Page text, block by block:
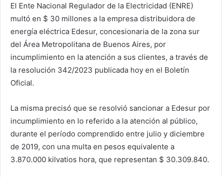
El Ente Nacional Regulador de la Electricidad (ENRE)
multó en $ 30 millones a la empresa distribuidora de
energía eléctrica Edesur, concesionaria de la zona sur
del Área Metropolitana de Buenos Aires, por
incumplimiento en la atención a sus clientes, a través de
la resolución 342/2023 publicada hoy en el Boletín
Oficial.
La misma precisó que se resolvió sancionar a Edesur por
incumplimiento en lo referido a la atención al público,
durante el período comprendido entre julio y diciembre
de 2019, con una multa en pesos equivalente a
3.870.000 kilvatios hora, que representan $ 30.309.840.